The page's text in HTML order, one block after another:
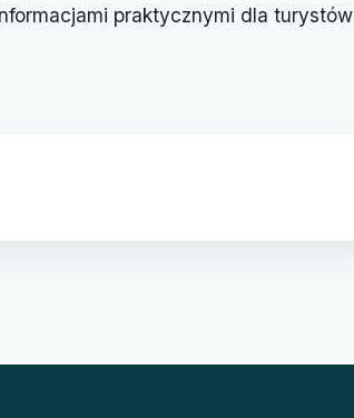
praktycznymi dla turystów